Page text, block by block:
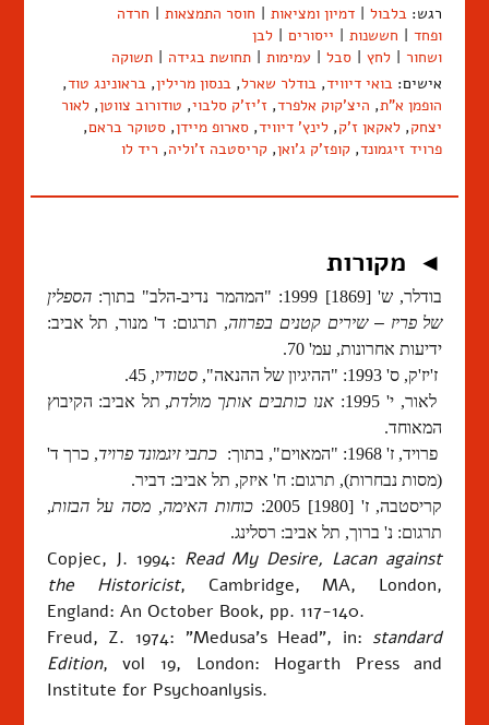
רגש: בלבול דמיון ומציאות חוסר התמצאות
חרדה
ופחד
חששנות ייסורים
לבן
ושחור
לחץ סבל עמימות תחושת בגידה
תשוקה
אישים: בואי דיוויד, בודלר שארל, בנסון מרילין, בראונינג טוד,
הופמן א"ת, היצ'קוק אלפרד, ז'יז'ק סלבוי, טודורוב צווטן, לאור
יצחק, לאקאן ז'ק, לינץ' דיוויד, סארופ מיידן, סטוקר בראם,
פרויד זיגמונד, קופז'ק ג'ואן, קריסטבה ז'וליה, ריד לו
◄ מקורות
בודלר, ש'[1869]
הספלין
של פריז– שירים קטנים בפרוזה, תרגום: ד' מנור, תל אביב:
ידיעות אחרונות, עמ' 70.
ז'יז'ק, ס' 1993: "ההיגיון של ההנאה",
סטודיו, 45.
לאור, י' 1995:
אנו כותבים אותך מולדת, תל אביב: הקיבוץ
המאוחד.
פרויד, ז' 1968: "המאוים", בתוך:
כתבי זיגמונד פרויד, כרך ד'
(מסות נבחרות), תרגום: ח' איזק, תל אביב: דביר.
קריסטבה, ז' [1980] 2005:
כוחות האימה, מסה על הבזות,
תרגום: נ' ברוך, תל אביב: רסלינג.
Copjec, J. 1994: Read My Desire, Lacan against
the Historicist, Cambridge, MA, London,
England: An October Book, pp. 117-140.
Freud, Z. 1974: "Medusa's Head", in: standard
Edition, vol 19, London: Hogarth Press and
Institute for Psychoanlysis.